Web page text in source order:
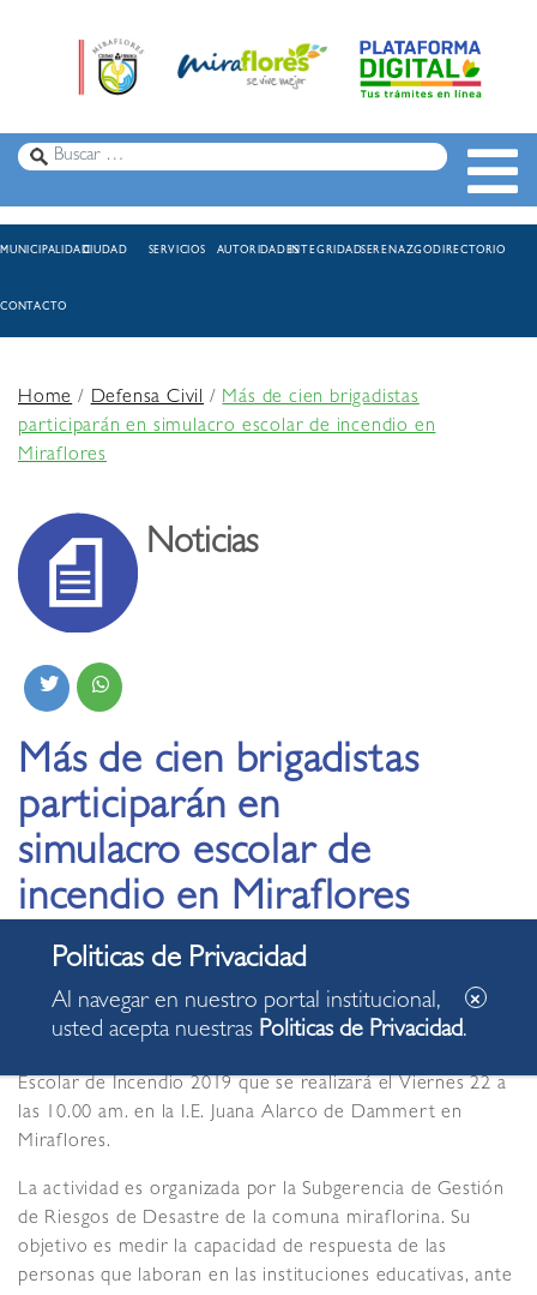
MUNICIPALIDADCIUDAD SERVICIOS AUTORIDADESINTEGRIDADSERENAZGODIRECTORIO
CONTACTO
Home/Defensa Civil /Más de cien brigadistas
participarán en simulacro escolar de incendio en
Miraflores
Noticias
Más de cien brigadistas
participarán en
simulacro escolar de
incendio en Miraflores
Más de un centenar de brigadistas de unas sesenta
Escolar de Incendio 2019 que se realizará el Viernes 22 a
las 10.00 am. en la I.E. Juana Alarco de Dammert en
Miraflores.
La actividad es organizada por la Subgerencia de Gestión
de Riesgos de Desastre de la comuna miraflorina. Su
objetivo es medir la capacidad de respuesta de las
personas que laboran en las instituciones educativas, ante
Al navegar en nuestro portal institucional,
usted acepta nuestras Politicas de Privacidad.